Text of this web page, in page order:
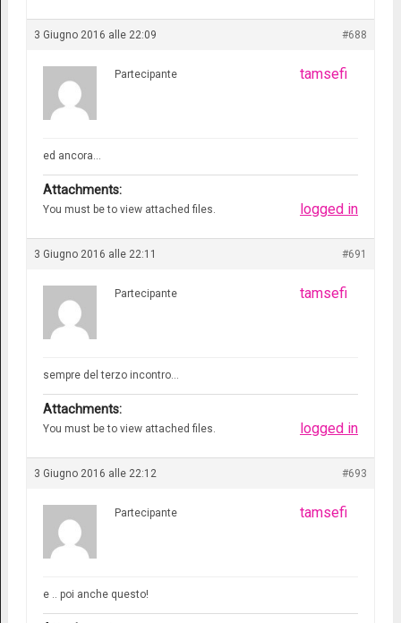
3 Giugno 2016 alle 22:09 #688
tamsefi
Partecipante
ed ancora…
Attachments:
You must be logged in
to view attached files.
3 Giugno 2016 alle 22:11 #691
tamsefi
Partecipante
sempre del terzo incontro…
Attachments:
You must be logged in
to view attached files.
3 Giugno 2016 alle 22:12 #693
tamsefi
Partecipante
e .. poi anche questo!